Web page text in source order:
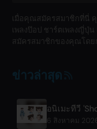
เมื่อคุณสมัครสมาชิกที่นี่
เพลงป๊อป ชาร์ตเพลงญี่ปุ่
สมัครสมาชิกของคุณโดย
ข่าวล่าสุด
6 สิงหาคม